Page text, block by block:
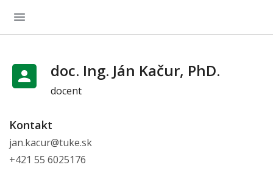
doc. Ing. Ján Kačur, PhD.
docent
Kontakt
jan.kacur@tuke.sk
+421 55 6025176